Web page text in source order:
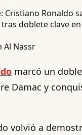
Al Nassr
marcó un
Damac y
volvió a